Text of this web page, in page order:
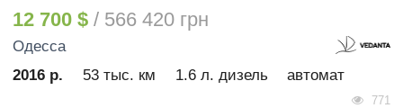
12 700 $ / 566 420 грн
Одесса
2016 р.
53 тыс. км 1.6 л. дизель автомат
771